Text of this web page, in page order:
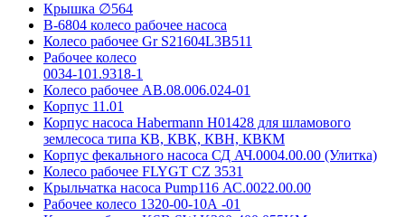
Крышка ∅564
В-6804 колесо рабочее насоса
Колесо рабочее Gr S21604L3B511
Рабочее колесо
0034-101.9318-1
Колесо рабочее АВ.08.006.024-01
Корпус 11.01
Корпус насоса Habermann H01428 для шламового
землесоса типа КВ, КВК, КВН, КВКМ
Корпус фекального насоса СД АЧ.0004.00.00 (Улитка)
Колесо рабочее FLYGT CZ 3531
Крыльчатка насоса Pump116 АС.0022.00.00
Рабочее колесо 1320-00-10А -01